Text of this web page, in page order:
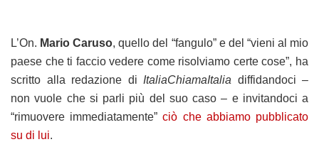
L’On. Mario Caruso, quello del “fangulo” e del “vieni al mio
paese che ti faccio vedere come risolviamo certe cose”, ha
scritto alla redazione di ItaliaChiamaItalia diffidandoci –
non vuole che si parli più del suo caso – e invitandoci a
“rimuovere immediatamente”ciò che abbiamo pubblicato
su di lui.